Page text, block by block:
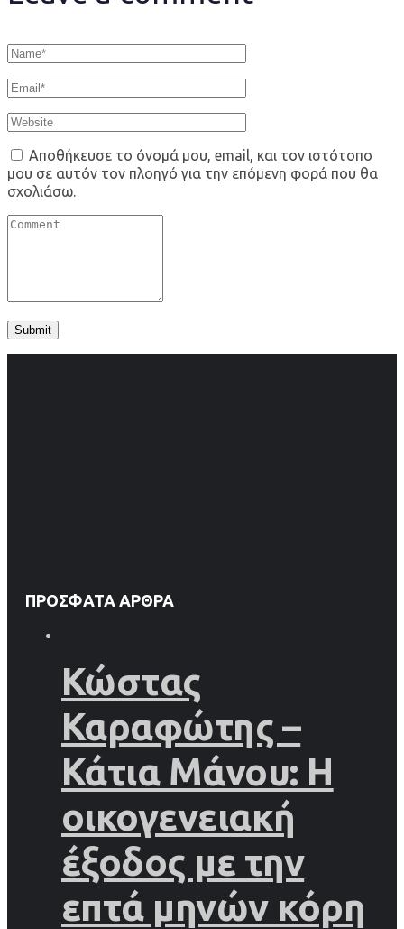
Αποθήκευσε το όνομά μου, email, και τον ιστότοπο
μου σε αυτόν τον πλοηγό για την επόμενη φορά που θα
σχολιάσω.
ΠΡΌΣΦΑΤΑ ΆΡΘΡΑ
Κώστας
Καραφώτης –
Κάτια Μάνου: Η
οικογενειακή
έξοδος με την
επτά μηνών κόρη